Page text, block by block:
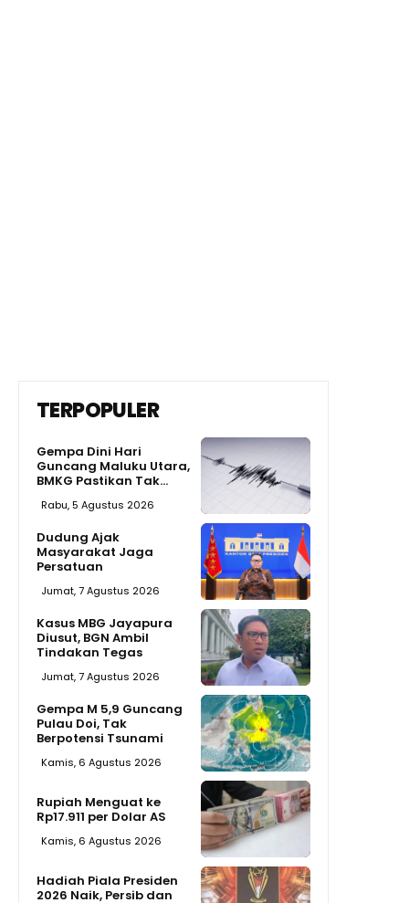
TERPOPULER
Gempa Dini Hari
Guncang Maluku Utara,
BMKG Pastikan Tak...
Rabu, 5 Agustus 2026
Dudung Ajak
Masyarakat Jaga
Persatuan
Jumat, 7 Agustus 2026
Kasus MBG Jayapura
Diusut, BGN Ambil
Tindakan Tegas
Jumat, 7 Agustus 2026
Gempa M 5,9 Guncang
Pulau Doi, Tak
Berpotensi Tsunami
Kamis, 6 Agustus 2026
Rupiah Menguat ke
Rp17.911 per Dolar AS
Kamis, 6 Agustus 2026
Hadiah Piala Presiden
2026 Naik, Persib dan